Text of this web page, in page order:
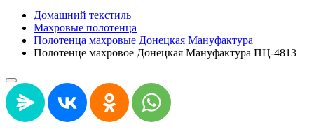
Домашний текстиль
Махровые полотенца
Полотенца махровые Донецкая Мануфактура
Полотенце махровое Донецкая Мануфактура ПЦ-4813